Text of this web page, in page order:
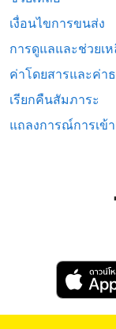
เงื่อนไขการขนส่ง
การดูแลและช่วยเ
ค่าโดยสารและค่า
เรียกคืนสัมภาระ
แถลงการณ์การเข้